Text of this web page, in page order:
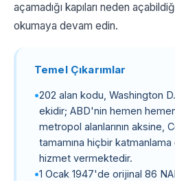
açamadığı kapıları neden
okumaya devam edin.
Temel Çıkarımlar
202 alan kodu, Washington
ekidir; ABD'nin hemen
metropol alanlarının aksine,
tamamına hiçbir
hizmet vermektedir.
1 Ocak 1947'de orijinal 86